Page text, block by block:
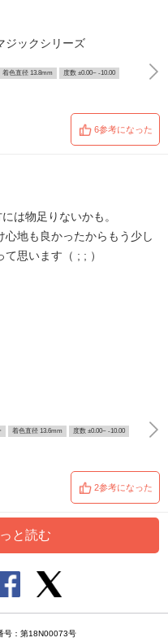
ジックシリーズ
着色直径 13.8mm 度数 ±0.00~ -10.00
6参考になった
は物足りないかも。
地も良かったからもう少し
思います（ ; ; ）
着色直径 13.6mm 度数 ±0.00~ -10.00
2参考になった
と読む
号：第18N00073号